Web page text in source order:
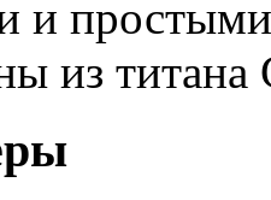
и
из титана